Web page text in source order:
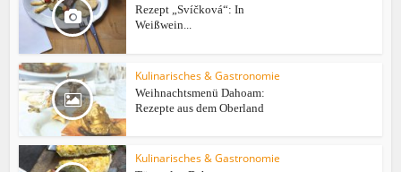
Rezept „Svíčková“: In
Weißwein...
Kulinarisches & Gastronomie
Weihnachtsmenü Dahoam:
Rezepte aus dem Oberland
Kulinarisches & Gastronomie